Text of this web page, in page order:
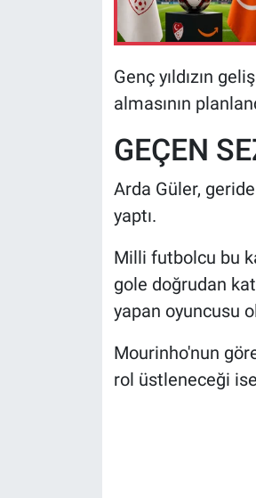
Genç yıldızın
almasının
GEÇEN
Arda Güler,
yaptı.
Milli futbolcu bu
gole doğrudan
yapan oyuncusu
Mourinho'nun
rol üstleneceği